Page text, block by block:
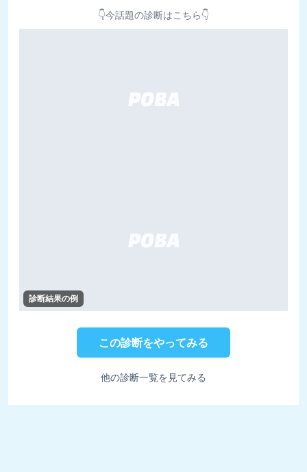
👇今話題の診断はこちら👇
診断結果の例
この診断をやってみる
他の診断一覧を見てみる